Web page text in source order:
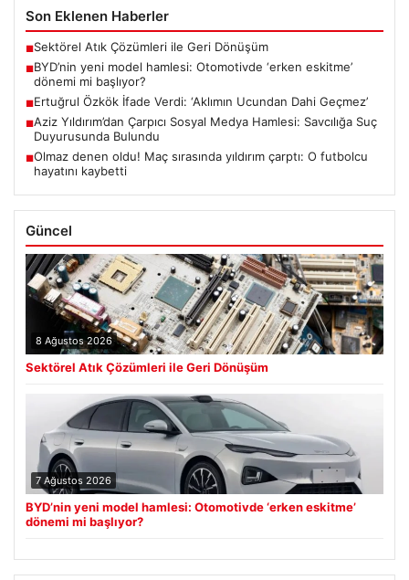
Son Eklenen Haberler
■Sektörel Atık Çözümleri ile Geri Dönüşüm
■BYD’nin yeni model hamlesi: Otomotivde ‘erken eskitme’
dönemi mi başlıyor?
■Ertuğrul Özkök İfade Verdi: ‘Aklımın Ucundan Dahi Geçmez’
■Aziz Yıldırım’dan Çarpıcı Sosyal Medya Hamlesi: Savcılığa Suç
Duyurusunda Bulundu
■Olmaz denen oldu! Maç sırasında yıldırım çarptı: O futbolcu
hayatını kaybetti
Güncel
8 Ağustos 2026
Sektörel Atık Çözümleri ile Geri Dönüşüm
7 Ağustos 2026
BYD’nin yeni model hamlesi: Otomotivde ‘erken eskitme’
dönemi mi başlıyor?